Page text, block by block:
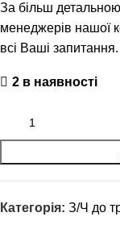
За більш
менеджерів нашої
всі Ваші запитання.
2 в наявності
Категорія: З/Ч до